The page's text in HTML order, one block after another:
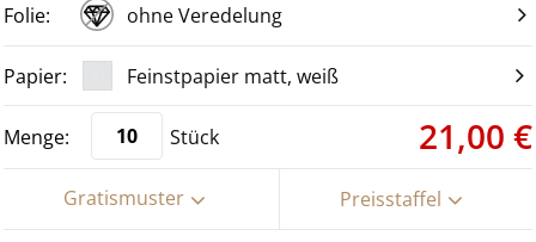
ohne Veredelung
Feinstpapier matt, weiß
Stück 21,00 €
Gratismuster Preisstaffel